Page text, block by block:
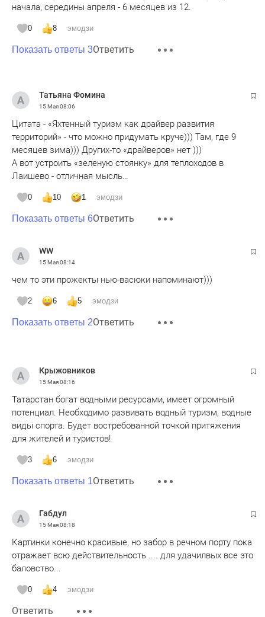
начала, середины апреля - 6 месяцев из 12.
0 8 эмодзи
Показать ответы 3Ответить
Татьяна Фомина
15 Мая08:06
Цитата - «Яхтенный туризм как драйвер развития
территорий» - что можно придумать круче))) Там, где 9
месяцев зима))) Других-то «драйверов» нет )))
А вот устроить «зеленую стоянку» для теплоходов в
Лаишево - отличная мысль…
0 10 1 эмодзи
Показать ответы 6Ответить
WW
15 Мая08:14
чем то эти прожекты нью-васюки напоминают)))
2 6 5 эмодзи
Показать ответы 2Ответить
Крыжовников
15 Мая08:16
Татарстан богат водными ресурсами, имеет огромный
потенциал. Необходимо развивать водный туризм, водные
виды спорта. Будет востребованной точкой притяжения
для жителей и туристов!
3 6 эмодзи
Показать ответы 1Ответить
Габдул
15 Мая08:18
Картинки конечно красивые, но забор в речном порту пока
отражает всю действительность .... для удачилвых все это
баловство...
0 4 эмодзи
Ответить